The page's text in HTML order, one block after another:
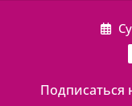
Подписаться